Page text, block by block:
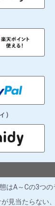
）
はA～Cの3つの
が見当たらない